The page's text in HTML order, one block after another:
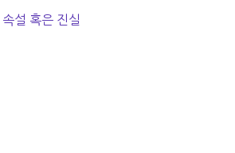
설 혹은 진실